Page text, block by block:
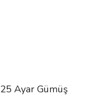
Ayar Gümüş